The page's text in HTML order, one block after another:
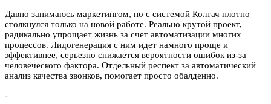
Давно занимаюсь маркетингом, но с системой Колтач плотно
столкнулся только на новой работе. Реально крутой проект,
радикально упрощает жизнь за счет автоматизации многих
процессов. Лидогенерация с ним идет намного проще и
эффективнее, серьезно снижается вероятности ошибок из-за
человеческого фактора. Отдельный респект за автоматический
анализ качества звонков, помогает просто обалденно.
-